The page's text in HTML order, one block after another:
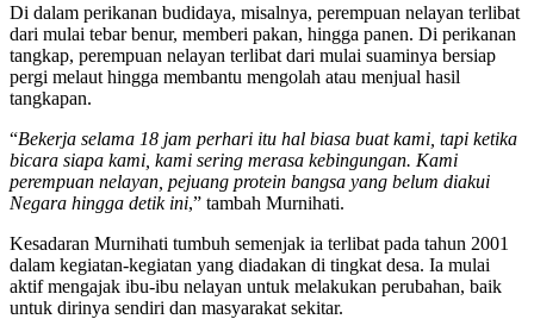
Di dalam perikanan budidaya, misalnya, perempuan nelayan terlibat
dari mulai tebar benur, memberi pakan, hingga panen. Di perikanan
tangkap, perempuan nelayan terlibat dari mulai suaminya bersiap
pergi melaut hingga membantu mengolah atau menjual hasil
tangkapan.
“Bekerja selama 18 jam perhari itu hal biasa buat kami, tapi ketika
bicara siapa kami, kami sering merasa kebingungan. Kami
perempuan nelayan, pejuang protein bangsa yang belum diakui
Negara hingga detik ini,” tambah Murnihati.
Kesadaran Murnihati tumbuh semenjak ia terlibat pada tahun 2001
dalam kegiatan-kegiatan yang diadakan di tingkat desa. Ia mulai
aktif mengajak ibu-ibu nelayan untuk melakukan perubahan, baik
untuk dirinya sendiri dan masyarakat sekitar.